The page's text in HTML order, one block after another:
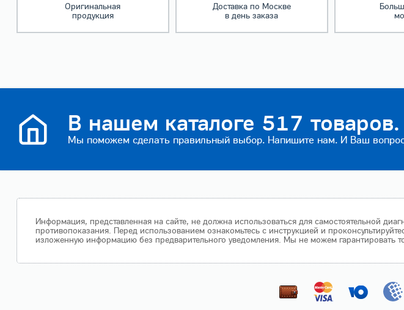
Оригинальная
продукция
Доставка по Москве
в день заказа
В нашем каталоге 517 товаров.
Мы поможем сделать правильный выбор. Напишите нам. И Ваш вопрос
Информация, представленная на сайте, не должна использоваться для самостоятельной
противопоказания. Перед использованием ознакомьтесь с инструкцией и
изложенную информацию без предварительного уведомления. Мы не можем гарантировать